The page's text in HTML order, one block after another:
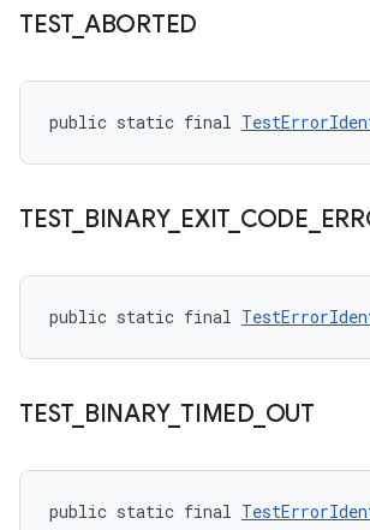
TEST_ ABORTED
public static final
TEST_ BINARY_ EXIT_ CODE
public static final
TEST_ BINARY_ TIMED_ OUT
public static final